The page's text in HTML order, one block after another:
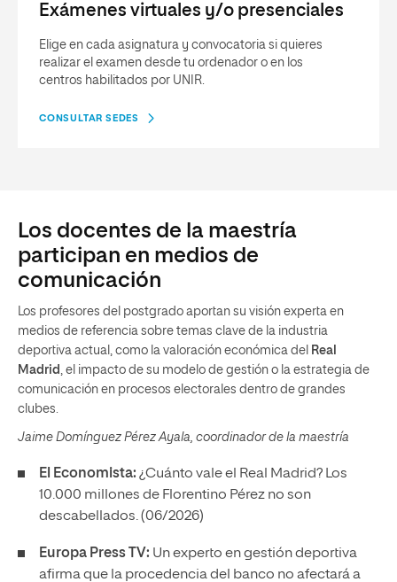
Exámenes virtuales y/o presenciales
Elige en cada asignatura y convocatoria si quieres
realizar el examen desde tu ordenador o en los
centros habilitados por UNIR.
CONSULTAR SEDES
Los docentes de la maestría
participan en medios de
comunicación
Los profesores del postgrado aportan su visión experta en
medios de referencia sobre temas clave de la industria
deportiva actual, como la valoración económica del Real
Madrid, el impacto de su modelo de gestión o la estrategia de
comunicación en procesos electorales dentro de grandes
clubes.
Jaime Domínguez Pérez Ayala, coordinador de la maestría
El Economista: ¿Cuánto vale el Real Madrid? Los
10.000 millones de Florentino Pérez no son
descabellados. (06/2026)
Europa Press TV: Un experto en gestión deportiva
afirma que la procedencia del banco no afectará a